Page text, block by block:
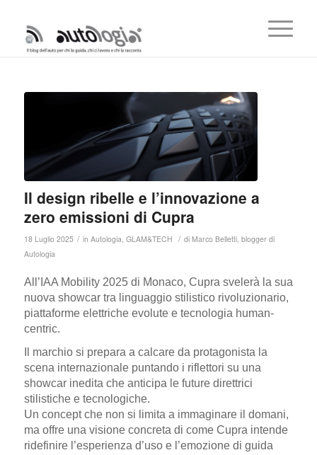
Il design ribelle e l’innovazione a
zero emissioni di Cupra
18 Luglio 2025 / in Autologia GLAM&TECH / di Marco Belletti, blogger di
Autologia
All’IAA Mobility 2025 di Monaco, Cupra svelerà la sua
nuova showcar tra linguaggio stilistico rivoluzionario,
piattaforme elettriche evolute e tecnologia human-
centric.
Il marchio si prepara a calcare da protagonista la
scena internazionale puntando i riflettori su una
showcar inedita che anticipa le future direttrici
stilistiche e tecnologiche.
Un concept che non si limita a immaginare il domani,
ma offre una visione concreta di come Cupra intende
ridefinire l’esperienza d’uso e l’emozione di guida